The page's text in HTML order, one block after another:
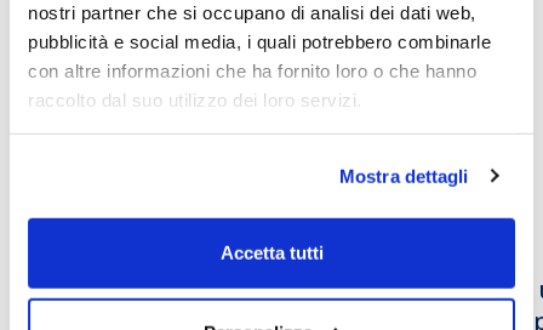
nostri partner che si occupano di analisi dei dati web,
pubblicità e social media, i quali potrebbero combinarle
con altre informazioni che ha fornito loro o che hanno
raccolto dal suo utilizzo dei loro servizi.
Mostra dettagli
Accetta tutti
economia
Altri video che potrebbero
interessarti
Lectio Magistralis: Education power, il
potere trasformativo per l’economia e
Per